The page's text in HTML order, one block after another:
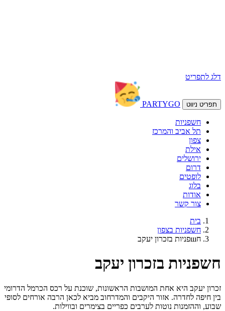
דלג לתפריט
תפריט ניווט PARTYGO
חשפניות
תל אביב והמרכז
צפון
אילת
ירושלים
דרום
לופטים
בלוג
אודות
צור קשר
בית
חשפניות בצפון
חшפניות בזכרון יעקב
חשפניות בזכרון יעקב
זכרון יעקב היא אחת המושבות הראשונות, שוכנת על רכס הכרמל הדרומי
בין חיפה לחדרה. אזור היקבים והמדרחוב מביא לכאן הרבה אורחים לסופי
שבוע, וההזמנות נוטות לערבים כפריים בצימרים ובווילות.